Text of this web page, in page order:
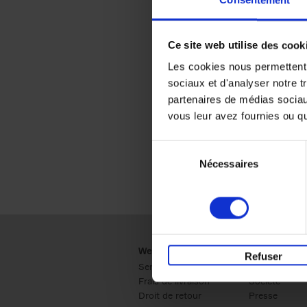
Ce site web utilise des
Les cookies nous
sociaux et d'analyser notre
partenaires de médias
vous leur avez fournies ou
Nécessaires
Refuser
Webshop
Service clients
Frais de livraison
Droit de retour
Business
Ventes
Société
Presse